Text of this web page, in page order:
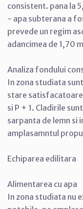
consistent. pana la
- apa subterana a
prevede un regim
adancimea de 1,70
Analiza fondului
In zona studiata
stare
si P + 1. Cladirile
sarpanta de lemn si
amplasamntul
Echiparea edilitara
Alimentarea cu apa
In zona studiata nu